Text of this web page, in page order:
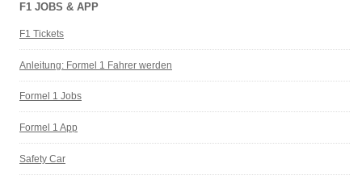
F1 JOBS & APP
F1 Tickets
Anleitung: Formel 1 Fahrer werden
Formel 1 Jobs
Formel 1 App
Safety Car